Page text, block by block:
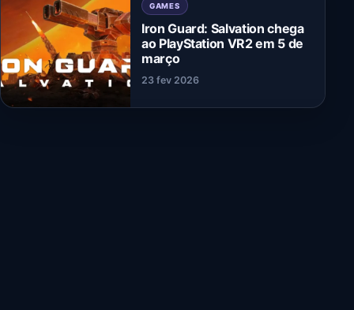
GAMES
Iron Guard: Salvation chega
ao PlayStation VR2 em 5 de
março
23 fev 2026